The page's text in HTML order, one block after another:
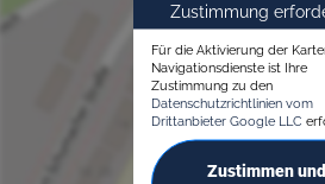
Zustimmung
Für die Aktivierung der
Navigationsdienste ist Ihre
Zustimmung zu den
Datenschutzrichtlinien vom
Drittanbieter Google LLC
Zustimmen und